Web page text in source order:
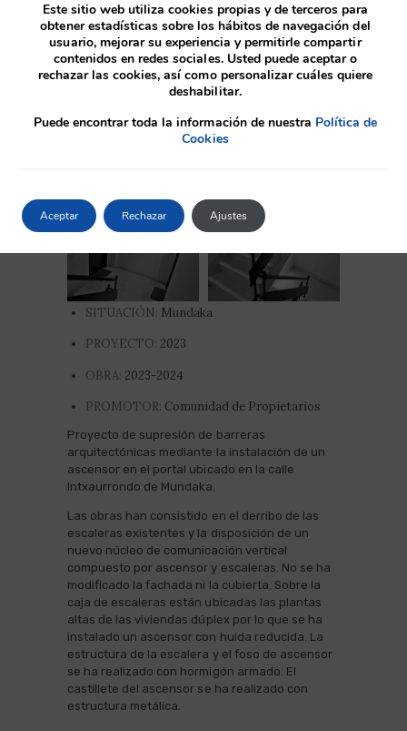
Antes
SITUACIÓN: Mundaka
PROYECTO: 2023
OBRA: 2023-2024
PROMOTOR: Comunidad de Propietarios
Proyecto de supresión de barreras
arquitectónicas mediante la instalación de un
ascensor en el portal ubicado en la calle
Intxaurrondo de Mundaka.
Las obras han consistido en el derribo de las
escaleras existentes y la disposición de un
nuevo núcleo de comunicación vertical
compuesto por ascensor y escaleras. No se ha
modificado la fachada ni la cubierta. Sobre la
caja de escaleras están ubicadas las plantas
altas de las viviendas dúplex por lo que se ha
instalado un ascensor con huida reducida. La
estructura de la escalera y el foso de ascensor
se ha realizado con hormigón armado. El
castillete del ascensor se ha realizado con
estructura metálica.
Este sitio web utiliza cookies propias y de terceros para
obtener estadísticas sobre los hábitos de navegación del
usuario, mejorar su experiencia y permitirle compartir
contenidos en redes sociales. Usted puede aceptar o
rechazar las cookies, así como personalizar cuáles quiere
deshabilitar.
Puede encontrar toda la información de nuestra Política de
Cookies
Aceptar Rechazar Ajustes